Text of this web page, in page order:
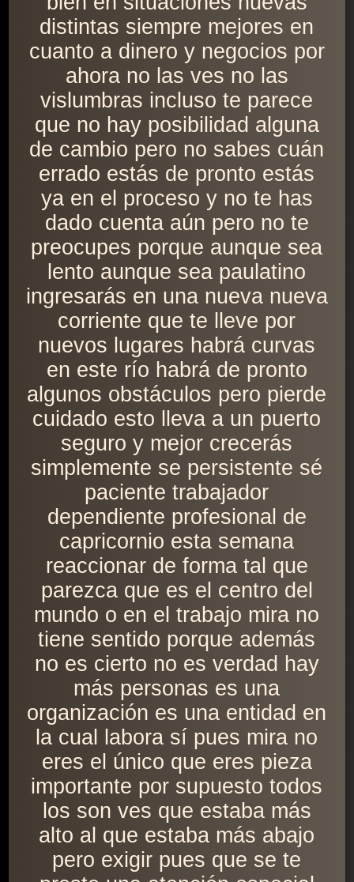
distintas siempre mejores en
cuanto a dinero y negocios por
ahora no las ves no las
vislumbras incluso te parece
que no hay posibilidad alguna
de cambio pero no sabes cuán
errado estás de pronto estás
ya en el proceso y no te has
dado cuenta aún pero no te
preocupes porque aunque sea
lento aunque sea paulatino
ingresarás en una nueva nueva
corriente que te lleve por
nuevos lugares habrá curvas
en este río habrá de pronto
algunos obstáculos pero pierde
cuidado esto lleva a un puerto
seguro y mejor crecerás
simplemente se persistente sé
paciente trabajador
dependiente profesional de
capricornio esta semana
reaccionar de forma tal que
parezca que es el centro del
mundo o en el trabajo mira no
tiene sentido porque además
no es cierto no es verdad hay
más personas es una
organización es una entidad en
la cual labora sí pues mira no
eres el único que eres pieza
importante por supuesto todos
los son ves que estaba más
alto al que estaba más abajo
pero exigir pues que se te